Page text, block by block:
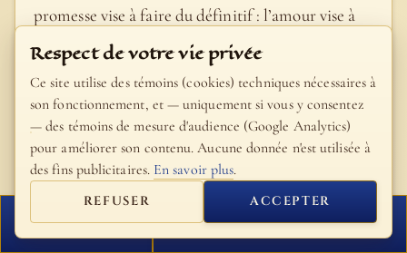
promesse vise à faire du définitif : l’amour vise à
l’éternité. Oui, l’amour est «extase», mais extase
non pas dans le sens d’un moment d’ivresse, mais
extase comme chemin, comme exode permanent
allant du je enfermé sur lui-même vers sa
libération dans le don de soi, et précisément ainsi
vers la découverte de soi-même, plus encore vers
la découverte de Dieu : «Qui cherchera à
FERMER PROCHAIN VERSET
Respect de votre vie privée
Ce site utilise des témoins (cookies) techniques nécessaires à
son fonctionnement, et — uniquement si vous y consentez
— des témoins de mesure d'audience (Google Analytics)
pour améliorer son contenu. Aucune donnée n'est utilisée à
des fins publicitaires. En savoir plus.
REFUSER ACCEPTER